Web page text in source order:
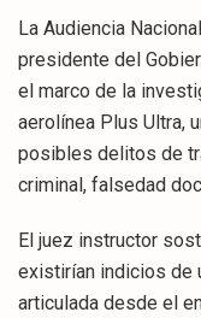
La Audiencia
presidente del
el marco de la
aerolínea Plus Ultra,
posibles delitos de
criminal, falsedad
El juez instructor
existirían indicios de
articulada desde el